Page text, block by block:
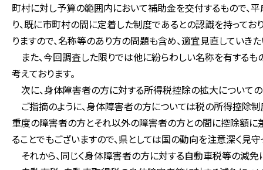
町村に対し予算の範囲内において補助金を交付するもので、
り、既に市町村の間に定着した制度であるとの認識を持って
りますので、名称等のあり方の問題も含め、適宜見直していきた
また、今回調査した限りでは他に紛らわしい名称を有する
考えております。
次に、身体障害者の方に対する所得税控除の拡大についての
ご指摘のように、身体障害者の方については税の所得控除
重度の障害者の方とそれ以外の障害者の方との間に控除額に
ることでもございますので、県としては国の動向を注意深く見守
それから、同じく身体障害者の方に対する自動車税等の減免